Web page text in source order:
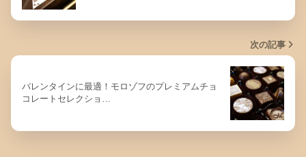
次の記事
バレンタインに最適！モロゾフのプレミアムチョ
コレートセレクショ…